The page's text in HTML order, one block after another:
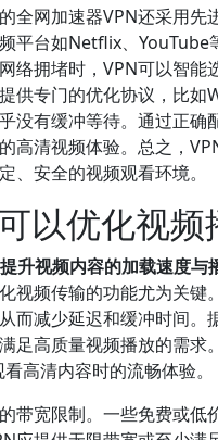
全网加速器VPN还采用
平台如Netflix、
络拥堵时，VPN可以智
供专门的优化协议，比
没有缓冲等待。通过正确
高清视频体验。总之，
、安全的视频观看环境。
以优化视频
升视频内容的加载速度与
视频传输的功能尤为关键
而减少延迟和缓冲时间
足高质量视频播放的需求
高清内容时的流畅体验。
带宽限制。一些免费或